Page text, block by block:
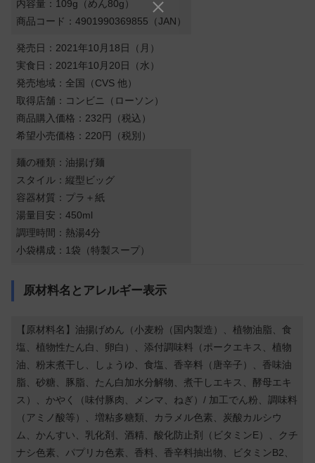
内容量：109g（めん80g）
商品コード：4901990369855（JAN）
発売日：2021年10月18日（月）
実食日：2021年10月20日（水）
発売地域：全国（CVS 他）
取得店舗：コンビニ（ローソン）
商品購入価格：232円（税込）
希望小売価格：220円（税別）
麺の種類：油揚げ麺
スタイル：縦型ビッグ
容器材質：プラ＋紙
湯量目安：450ml
調理時間：熱湯4分
小袋構成：1袋（特製スープ）
原材料名とアレルギー表示
【原材料名】油揚げめん（小麦粉（国内製造）、植物油脂、食
塩、植物性たん白、卵白）、添付調味料（ポークエキス、植物
油、粉末煮干し、しょうゆ、食塩、香辛料（唐辛子）、香味油
脂、砂糖、豚脂、たん白加水分解物、煮干しエキス、酵母エキ
ス）、かやく（味付豚肉、メンマ、ねぎ）/ 加工でん粉、調味料
（アミノ酸等）、増粘多糖類、カラメル色素、炭酸カルシウ
ム、かんすい、乳化剤、酒精、酸化防止剤（ビタミンE）、クチ
ナシ色素、パプリカ色素、香料、香辛料抽出物、ビタミンB2、